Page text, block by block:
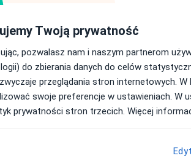
Dziś
6 Sie
Jutro
7 Sie
Umawianie
Twoją prywatność
pozwalasz nam i naszym partnerom
do zbierania danych do celów
przeglądania stron internetowych.
swoje preferencje w ustawieniach. W
prywatności stron trzecich. Więcej